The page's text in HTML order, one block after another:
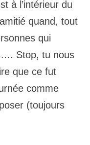
à l’intérieur du
quand, tout
qui
Stop, tu nous
que ce fut
comme
(toujours